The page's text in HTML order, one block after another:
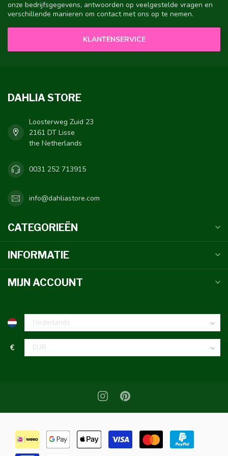
onze bedrijfsgegevens, antwoorden op veelgestelde vragen en
verschillende manieren om contact met ons op te nemen.
KLANTENSERVICE
DAHLIA STORE
Loosterweg Zuid 23
2161 DT Lisse
the Netherlands
0031 252 713915
info@dahliastore.com
CATEGORIEËN
INFORMATIE
MIJN ACCOUNT
€